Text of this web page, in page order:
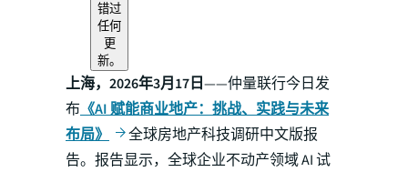
错过
任何
更
新。
上海，2026年3月17日——仲量联行今日发
布 《AI 赋能商业地产：挑战、实践与未来
布局》
全球房地产科技调研中文版报
告。报告显示，全球企业不动产领域 AI 试